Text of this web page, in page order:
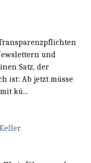
und
Satz, der
ist: Ab jetzt müsse
kü...